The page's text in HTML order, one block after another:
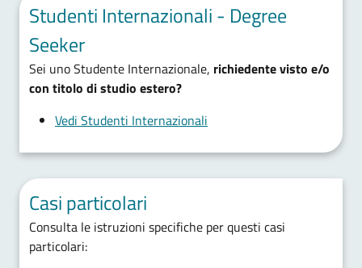
Studenti Internazionali - Degree
Seeker
Sei uno Studente Internazionale, richiedente visto e/o
con titolo di studio estero?
Vedi Studenti Internazionali
Casi particolari
Consulta le istruzioni specifiche per questi casi
particolari: